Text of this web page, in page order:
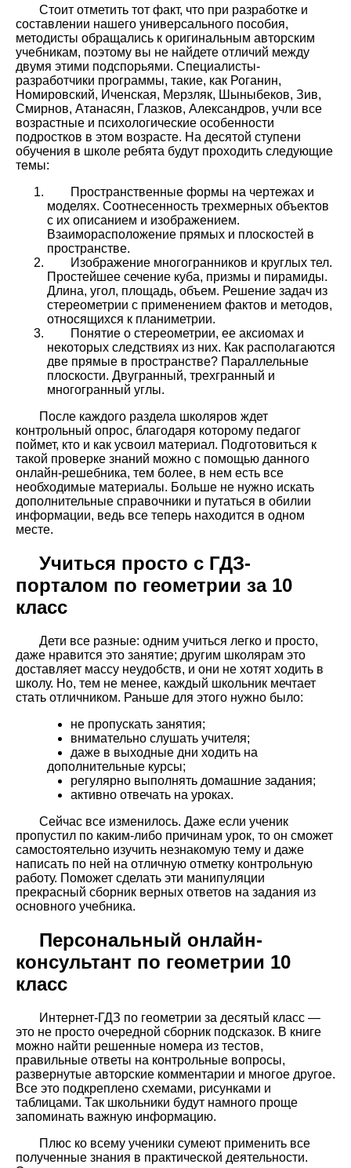
Стоит отметить тот факт, что при разработке и
составлении нашего универсального пособия,
методисты обращались к оригинальным авторским
учебникам, поэтому вы не найдете отличий между
двумя этими подспорьями. Специалисты-
разработчики программы, такие, как Роганин,
Номировский, Иченская, Мерзляк, Шыныбеков, Зив,
Смирнов, Атанасян, Глазков, Александров, учли все
возрастные и психологические особенности
подростков в этом возрасте. На десятой ступени
обучения в школе ребята будут проходить следующие
темы:
Пространственные формы на чертежах и
моделях. Соотнесенность трехмерных объектов
с их описанием и изображением.
Взаиморасположение прямых и плоскостей в
пространстве.
Изображение многогранников и круглых тел.
Простейшее сечение куба, призмы и пирамиды.
Длина, угол, площадь, объем. Решение задач из
стереометрии с применением фактов и методов,
относящихся к планиметрии.
Понятие о стереометрии, ее аксиомах и
некоторых следствиях из них. Как располагаются
две прямые в пространстве? Параллельные
плоскости. Двугранный, трехгранный и
многогранный углы.
После каждого раздела школяров ждет
контрольный опрос, благодаря которому педагог
поймет, кто и как усвоил материал. Подготовиться к
такой проверке знаний можно с помощью данного
онлайн-решебника, тем более, в нем есть все
необходимые материалы. Больше не нужно искать
дополнительные справочники и путаться в обилии
информации, ведь все теперь находится в одном
месте.
Учиться просто с ГДЗ-
порталом по геометрии за 10
класс
Дети все разные: одним учиться легко и просто,
даже нравится это занятие; другим школярам это
доставляет массу неудобств, и они не хотят ходить в
школу. Но, тем не менее, каждый школьник мечтает
стать отличником. Раньше для этого нужно было:
не пропускать занятия;
внимательно слушать учителя;
даже в выходные дни ходить на
дополнительные курсы;
регулярно выполнять домашние задания;
активно отвечать на уроках.
Сейчас все изменилось. Даже если ученик
пропустил по каким-либо причинам урок, то он сможет
самостоятельно изучить незнакомую тему и даже
написать по ней на отличную отметку контрольную
работу. Поможет сделать эти манипуляции
прекрасный сборник верных ответов на задания из
основного учебника.
Персональный онлайн-
консультант по геометрии 10
класс
Интернет-ГДЗ по геометрии за десятый класс —
это не просто очередной сборник подсказок. В книге
можно найти решенные номера из тестов,
правильные ответы на контрольные вопросы,
развернутые авторские комментарии и многое другое.
Все это подкреплено схемами, рисунками и
таблицами. Так школьники будут намного проще
запоминать важную информацию.
Плюс ко всему ученики сумеют применить все
полученные знания в практической деятельности.